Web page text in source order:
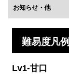
お知らせ・他
難易度凡例
Lv1-甘口